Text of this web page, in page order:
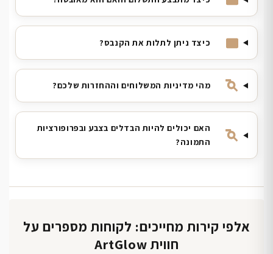
כיצד ניתן לתלות את הקנבס?
מהי מדיניות המשלוחים וההחזרות שלכם?
האם יכולים להיות הבדלים בצבע ובפרופורציות
התמונה?
אלפי קירות מחייכים: לקוחות מספרים על
חווית ArtGlow